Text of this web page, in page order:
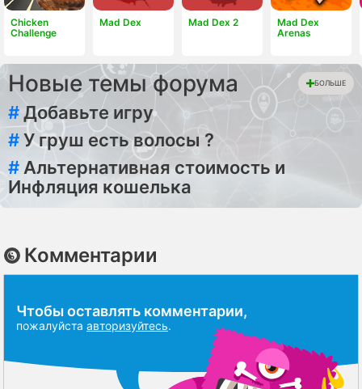
Chicken
Challenge
Mad Dex Mad Dex 2
Mad Dex
Arenas
Новые темы форума БОЛЬШЕ
#Добавьте игру
#У груш есть волосы ?
# Альтернативная стоимость и
Инфляция кошелька
Комментарии
Чтобы оставлять комментарии,
пожалуйста авторизуйтесь.